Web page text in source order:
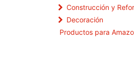
Construcción y
Decoración
Productos para